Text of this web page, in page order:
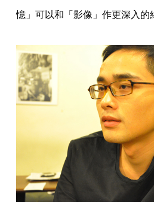
憶」可以和「影像」作更深入的